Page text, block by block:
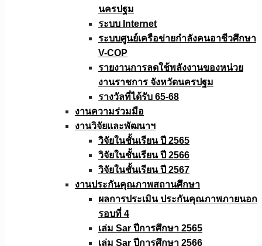
นครปฐม
ระบบ Internet
ระบบศูนย์เครือข่ายกำลังคนอาชีวศึกษา
V-COP
รายงานการลดใช้พลังงานของหน่วย
งานราชการ จังหวัดนครปฐม
รางวัลที่ได้รับ 65-68
งานความร่วมมือ
งานวิจัยเเละพัฒนาฯ
วิจัยในชั้นเรียน ปี 2565
วิจัยในชั้นเรียน ปี 2566
วิจัยในชั้นเรียน ปี 2567
งานประกันคุณภาพสถานศึกษา
ผลการประเมิน ประกันคุณภาพภายนอก
รอบที่ 4
เล่ม Sar ปีการศึกษา 2565
เล่ม Sar ปีการศึกษา 2566